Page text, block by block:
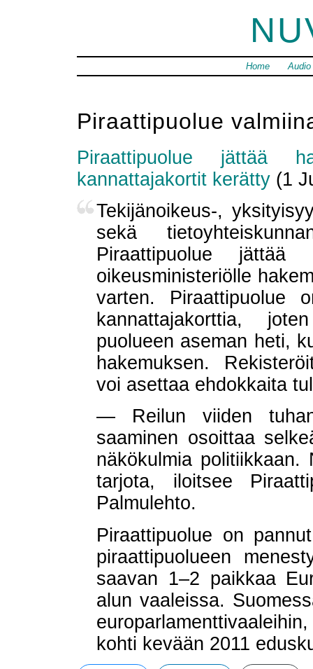
Home Audio
Piraattipuolue
Piraattipuolue jättää
kannattajakortit kerätty(1
Tekijänoikeus-,
sekä
Piraattipuolue jättää
oikeusministeriölle
varten. Piraattipuolue
kannattajakorttia,
puolueen aseman heti,
hakemuksen.
voi asettaa ehdokkaita
— Reilun viiden
saaminen osoittaa
näkökulmia politiikkaan.
tarjota, iloitsee
Palmulehto.
Piraattipuolue on
piraattipuolueen
saavan 1–2 paikkaa
alun vaaleissa.
kohti kevään 2011